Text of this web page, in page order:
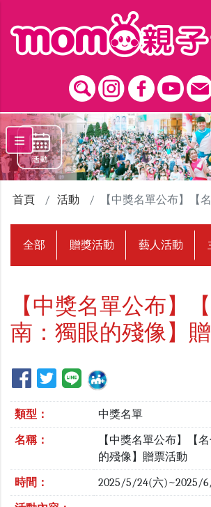
首頁 活動 【中獎名單公布】【名偵探柯南：獨眼的殘像】贈票活動
全部 贈獎活動 藝人活動
【中獎名單公布】
南：獨眼的殘像】
類型： 中獎名單
名稱：
【中獎名單公布】【
的殘像】贈票活動
時間： 2025/5/24(六)~2025/